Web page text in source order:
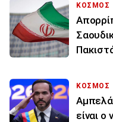
ΚΟΣΜΟΣ
ΚΟΣΜΟΣ
είναι